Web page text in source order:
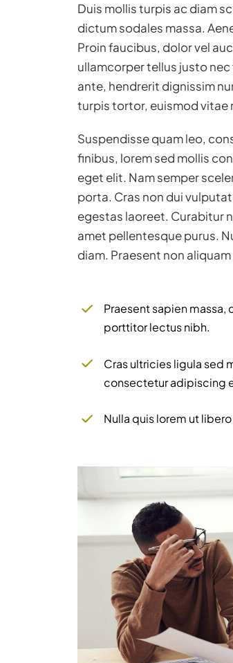
Duis mollis turpis ac diam
dictum sodales massa.
Proin faucibus, dolor vel
ullamcorper tellus justo
ante, hendrerit dignissim
turpis tortor, euismod
Suspendisse quam leo,
finibus, lorem sed mollis
eget elit. Nam semper
porta. Cras non dui
egestas laoreet. Curabitur
amet pellentesque purus.
diam. Praesent non aliquam
Praesent sapien
porttitor lectus nibh.
Cras ultricies ligula sed
consectetur adipiscing
Nulla quis lorem ut